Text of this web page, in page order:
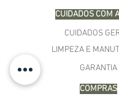
CUIDADOS COM
CUIDADOS
LIMPEZA E
GARANTIA
COMPRAS